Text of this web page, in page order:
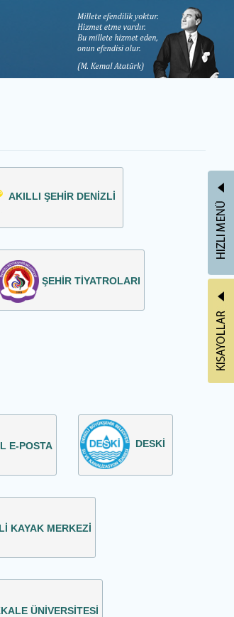
AKILLI ŞEHİR DENİZLİ
ŞEHİR TİYATROLARI
E-POSTA DESKİ
KAYAK MERKEZİ
ÜNİVERSİTESİ